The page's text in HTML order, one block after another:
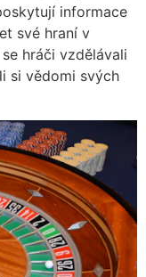
informace
své hraní v
hráči vzdělávali
si vědomi svých